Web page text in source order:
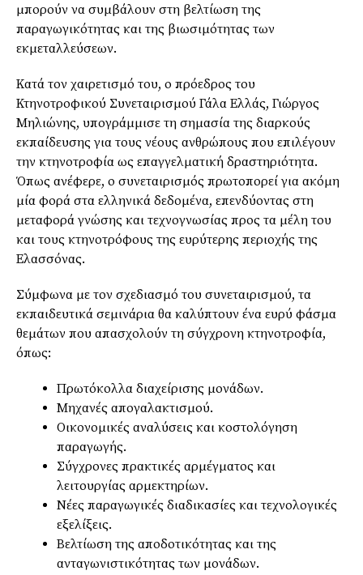
μπορούν να συμβάλουν στη βελτίωση της
παραγωγικότητας και της βιωσιμότητας των
εκμεταλλεύσεων.
Κατά τον χαιρετισμό του, ο πρόεδρος του
Κτηνοτροφικού Συνεταιρισμού Γάλα Ελλάς, Γιώργος
Μηλιώνης, υπογράμμισε τη σημασία της διαρκούς
εκπαίδευσης για τους νέους ανθρώπους που επιλέγουν
την κτηνοτροφία ως επαγγελματική δραστηριότητα.
Όπως ανέφερε, ο συνεταιρισμός πρωτοπορεί για ακόμη
μία φορά στα ελληνικά δεδομένα, επενδύοντας στη
μεταφορά γνώσης και τεχνογνωσίας προς τα μέλη του
και τους κτηνοτρόφους της ευρύτερης περιοχής της
Ελασσόνας.
Σύμφωνα με τον σχεδιασμό του συνεταιρισμού, τα
εκπαιδευτικά σεμινάρια θα καλύπτουν ένα ευρύ φάσμα
θεμάτων που απασχολούν τη σύγχρονη κτηνοτροφία,
όπως:
Πρωτόκολλα διαχείρισης μονάδων.
Μηχανές απογαλακτισμού.
Οικονομικές αναλύσεις και κοστολόγηση
παραγωγής.
Σύγχρονες πρακτικές αρμέγματος και
λειτουργίας αρμεκτηρίων.
Νέες παραγωγικές διαδικασίες και τεχνολογικές
εξελίξεις.
Βελτίωση της αποδοτικότητας και της
ανταγωνιστικότητας των μονάδων.